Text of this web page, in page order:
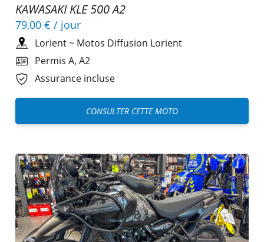
KAWASAKI KLE 500 A2
79,00 € / jour
Lorient~ Motos Diffusion Lorient
Permis A, A2
Assurance incluse
CONSULTER CETTE MOTO